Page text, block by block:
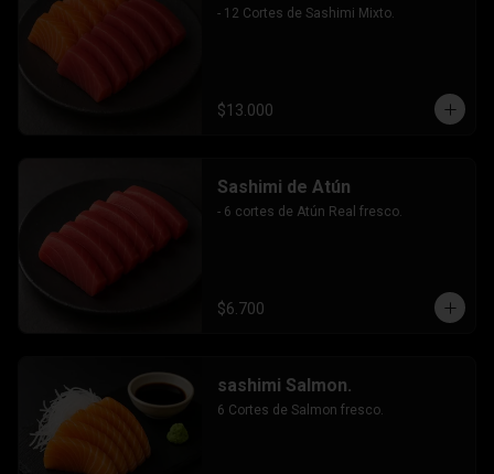
- 12 Cortes de Sashimi Mixto.
$13.000
Sashimi de Atún
- 6 cortes de Atún Real fresco.
$6.700
sashimi Salmon.
6 Cortes de Salmon fresco.